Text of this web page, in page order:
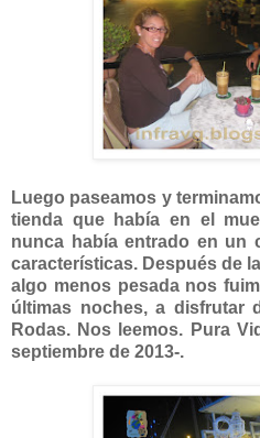
Luego paseamos y
tienda que había en el
nunca había entrado en un
características. Después de
algo menos pesada nos
últimas noches, a disfrutar
Rodas. Nos leemos. Pura
septiembre de 2013-.